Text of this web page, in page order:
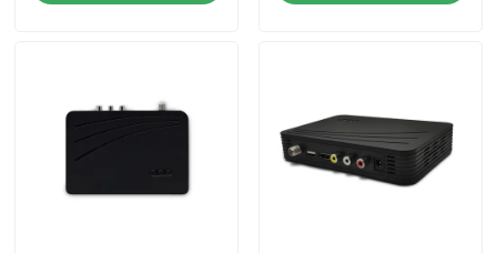
De Vastgestelde Hoogste Doos van DVBC
Kabel Vastgestelde Hoogste Doos